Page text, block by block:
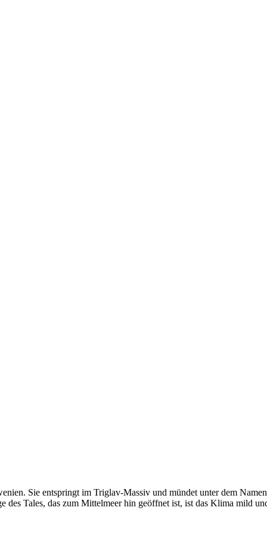
Sie entspringt im Triglav-Massiv und mündet unter dem
des Tales, das zum Mittelmeer hin geöffnet ist, ist das Klima mild